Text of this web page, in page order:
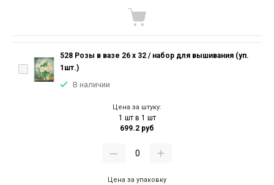
528 Розы в вазе 26 х 32 / набор для вышивания (уп.
1шт.)
В наличии
Цена за штуку:
1 шт в 1 шт
699.2 руб
Цена за упаковку